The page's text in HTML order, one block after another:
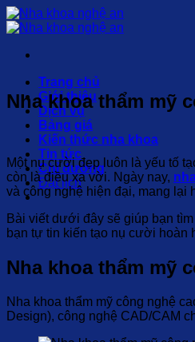
Chuyển
đến
dung
Trang chủ
Giới thiệu
Dịch vụ
Bảng giá
Kiến thức nha khoa
Tin tức
Chỉ đường
Đặt lịch
Nha khoa thẩm mỹ
Một nụ cười đẹp luôn là yếu tố
còn là điều xa vời. Ngày nay,
và công nghệ hiện đại, mang lại
Bài viết dưới đây sẽ giúp bạn
bạn tự tin kiến tạo nụ cười hoàn
Nha khoa thẩm mỹ
Nha khoa thẩm mỹ công nghệ
Design), công nghệ CAD/CAM